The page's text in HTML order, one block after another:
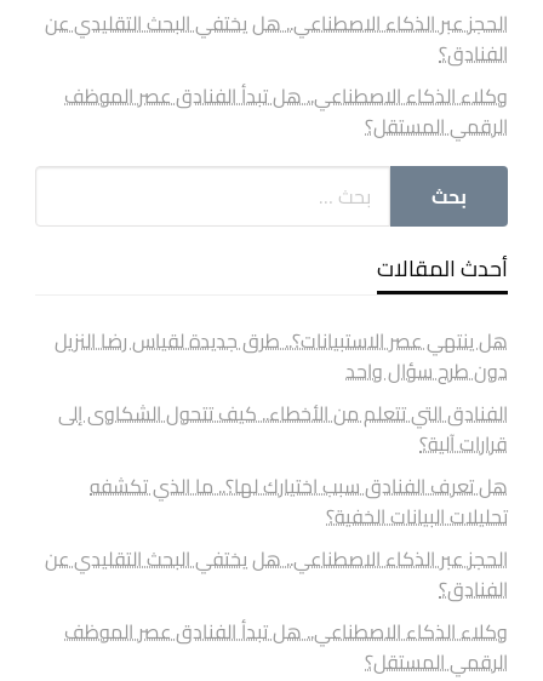
الحجز عبر الذكاء الاصطناعي.. هل يختفي البحث التقليدي عن
الفنادق؟
وكلاء الذكاء الاصطناعي.. هل تبدأ الفنادق عصر الموظف
الرقمي المستقل؟
أحدث المقالات
هل ينتهي عصر الاستبيانات؟.. طرق جديدة لقياس رضا النزيل
دون طرح سؤال واحد
الفنادق التي تتعلم من الأخطاء.. كيف تتحول الشكاوى إلى
قرارات آلية؟
هل تعرف الفنادق سبب اختيارك لها؟.. ما الذي تكشفه
تحليلات البيانات الخفية؟
الحجز عبر الذكاء الاصطناعي.. هل يختفي البحث التقليدي عن
الفنادق؟
وكلاء الذكاء الاصطناعي.. هل تبدأ الفنادق عصر الموظف
الرقمي المستقل؟